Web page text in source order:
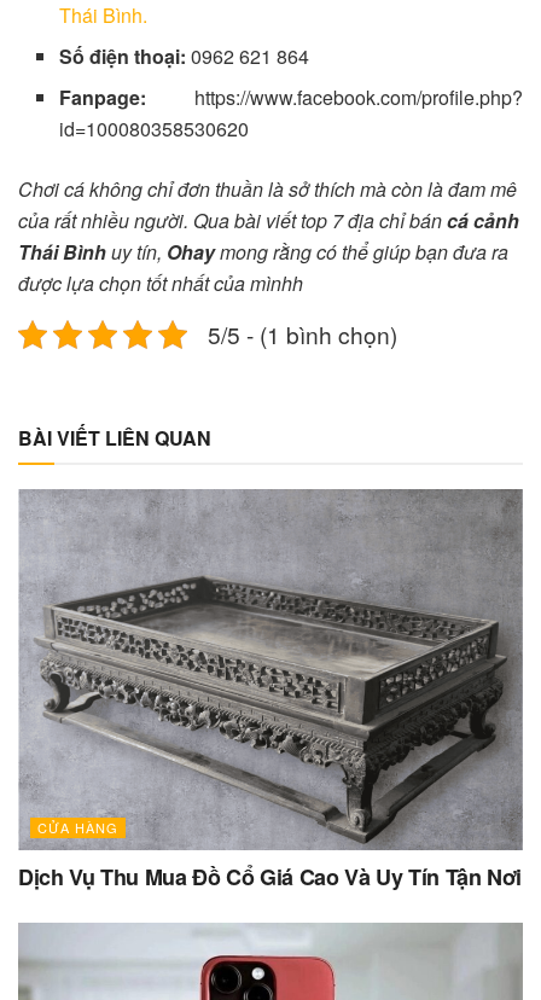
Thái Bình.
Số điện thoại:0962 621 864
Fanpage: https://www.facebook.com/profile.php?
id=100080358530620
Chơi cá không chỉ đơn thuần là sở thích mà còn là đam mê
của rất nhiều người. Qua bài viết top 7 địa chỉ báncá cảnh
Thái Bìnhuy tín, Ohaymong rằng có thể giúp bạn đưa ra
được lựa chọn tốt nhất của mìnhh
5/5 - (1 bình chọn)
BÀI VIẾT LIÊN QUAN
CỬA HÀNG
Dịch Vụ Thu Mua Đồ Cổ Giá Cao Và Uy Tín Tận Nơi